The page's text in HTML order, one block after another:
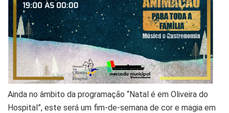
Ainda no âmbito da programação “Natal é em Oliveira do
Hospital”, este será um fim-de-semana de cor e magia em